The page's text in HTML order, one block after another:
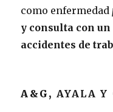
como enfermedad
y consulta con un
accidentes de
A&G, AYALA